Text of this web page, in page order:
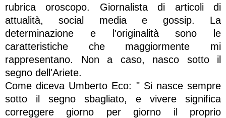
rubrica oroscopo. Giornalista di articoli di
attualità, social media e gossip. La
determinazione e l'originalità sono le
caratteristiche che maggiormente mi
rappresentano. Non a caso, nasco sotto il
segno dell'Ariete.
Come diceva Umberto Eco: " Si nasce sempre
sotto il segno sbagliato, e vivere significa
correggere giorno per giorno il proprio